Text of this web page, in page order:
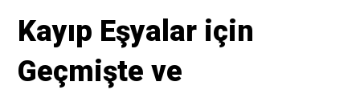
Kayıp Eşyalar için
Geçmişte ve